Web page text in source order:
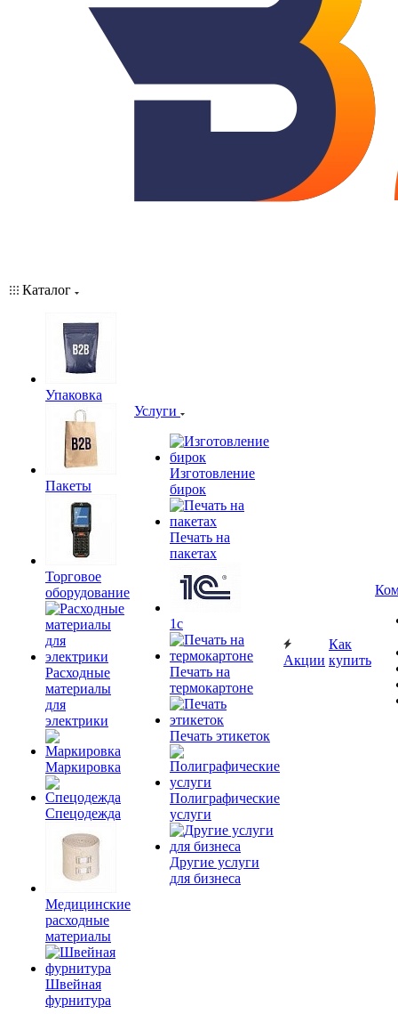
Каталог
Упаковка
Пакеты
Торговое
оборудование
Расходные
материалы
для
электрики
Маркировка
Спецодежда
Медицинские
расходные
материалы
Швейная
фурнитура
Услуги
Изготовление
бирок
Печать на
пакетах
1c
Печать на
термокартоне
Печать этикеток
Полиграфические
услуги
Другие услуги
для бизнеса
Акции
Как
купить